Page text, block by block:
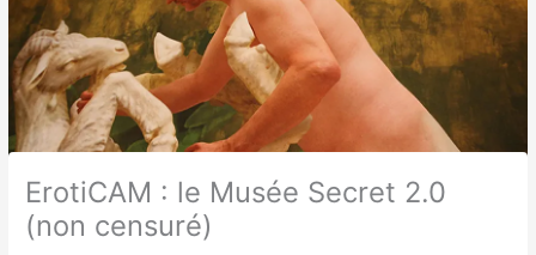
ErotiCAM : le Musée Secret 2.0
(non censuré)